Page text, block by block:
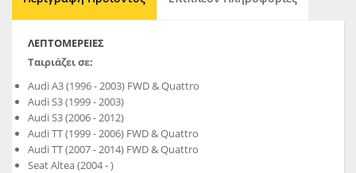
ΛΕΠΤΟΜΈΡΕΙΕΣ
Ταιριάζει σε:
Audi A3 (1996 - 2003) FWD & Quattro
Audi S3 (1999 - 2003)
Audi S3 (2006 - 2012)
Audi TT (1999 - 2006) FWD & Quattro
Audi TT (2007 - 2014) FWD & Quattro
Seat Altea (2004 - )